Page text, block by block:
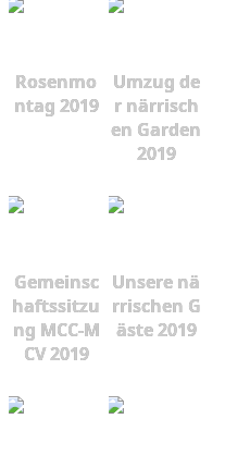
Rosenmo
ntag 2019
Umzug de
r närrisch
en Garden
2019
Gemeinsc
haftssitzu
ng MCC-M
CV 2019
Unsere nä
rrischen G
äste 2019